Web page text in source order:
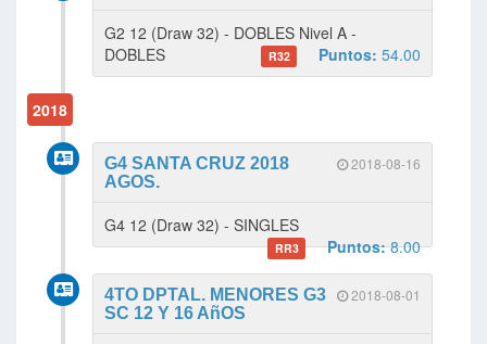
G2 12 (Draw 32) - DOBLES Nivel A -
DOBLES
R32 Puntos: 54.00
2018
2018-08-16
G4 SANTA CRUZ 2018
AGOS.
G4 12 (Draw 32) - SINGLES
RR3 Puntos:8.00
2018-08-01
4TO DPTAL. MENORES G3
SC 12 Y 16 AñOS